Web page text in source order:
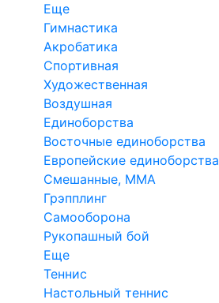
Еще
Гимнастика
Акробатика
Спортивная
Художественная
Воздушная
Единоборства
Восточные единоборства
Европейские единоборства
Смешанные, ММА
Грэпплинг
Самооборона
Рукопашный бой
Еще
Теннис
Настольный теннис